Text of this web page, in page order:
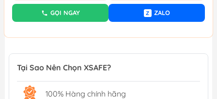
GỌI NGAY Z ZALO
Tại Sao Nên Chọn XSAFE?
100% Hàng chính hãng